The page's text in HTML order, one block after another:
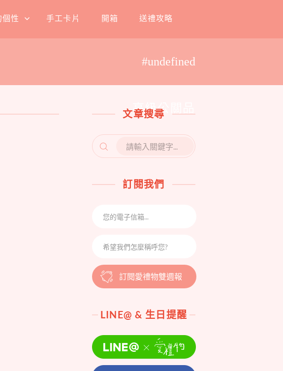
性 手工卡片 開箱 送禮攻略
#undefined
高級公關品
文章搜尋
SEARCH
FOR:
訂閱我們
訂閱愛禮物雙週報
LINE@ & 生日提醒